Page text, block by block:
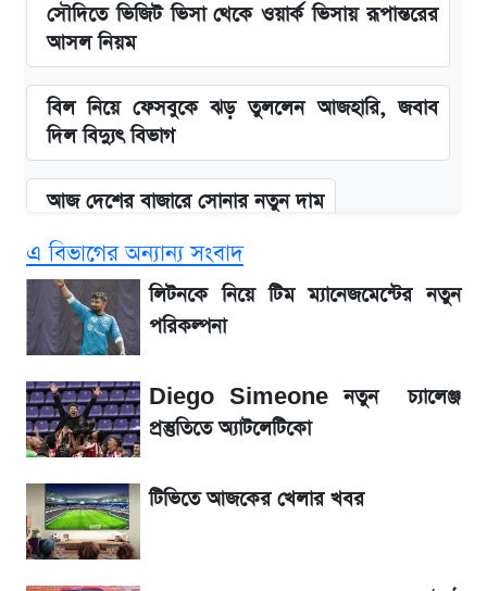
সৌদিতে ভিজিট ভিসা থেকে ওয়ার্ক ভিসায় রূপান্তরের
আসল নিয়ম
বিল নিয়ে ফেসবুকে ঝড় তুললেন আজহারি, জবাব
দিল বিদ্যুৎ বিভাগ
আজ দেশের বাজারে সোনার নতুন দাম
'এমবাপ্পে বাংলাদেশে'—বড় ঘোষণার পর যা জানাল
সরকার
BCB compliance report উঠে এলো
গুরুত্বপূর্ণ সুপারিশ
নবম পে-স্কেল নিয়ে চূড়ান্ত প্রস্তুতি, অপেক্ষা মন্ত্রিসভার
অনুমোদনের
আগামী ৪ দিনের আবহাওয়া নিয়ে বড় সতর্কবার্তা
এ বিভাগের অন্যান্য সংবাদ
লিটনকে নিয়ে টিম ম্যানেজমেন্টের নতুন
পরিকল্পনা
Diego Simeone নতুন চ্যালেঞ্জ
প্রস্তুতিতে অ্যাটলেটিকো
টিভিতে আজকের খেলার খবর